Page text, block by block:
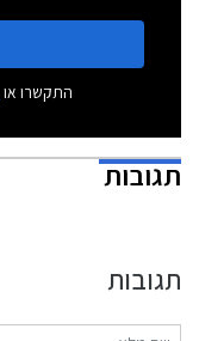
התקשרו או
תגובות
תגובות